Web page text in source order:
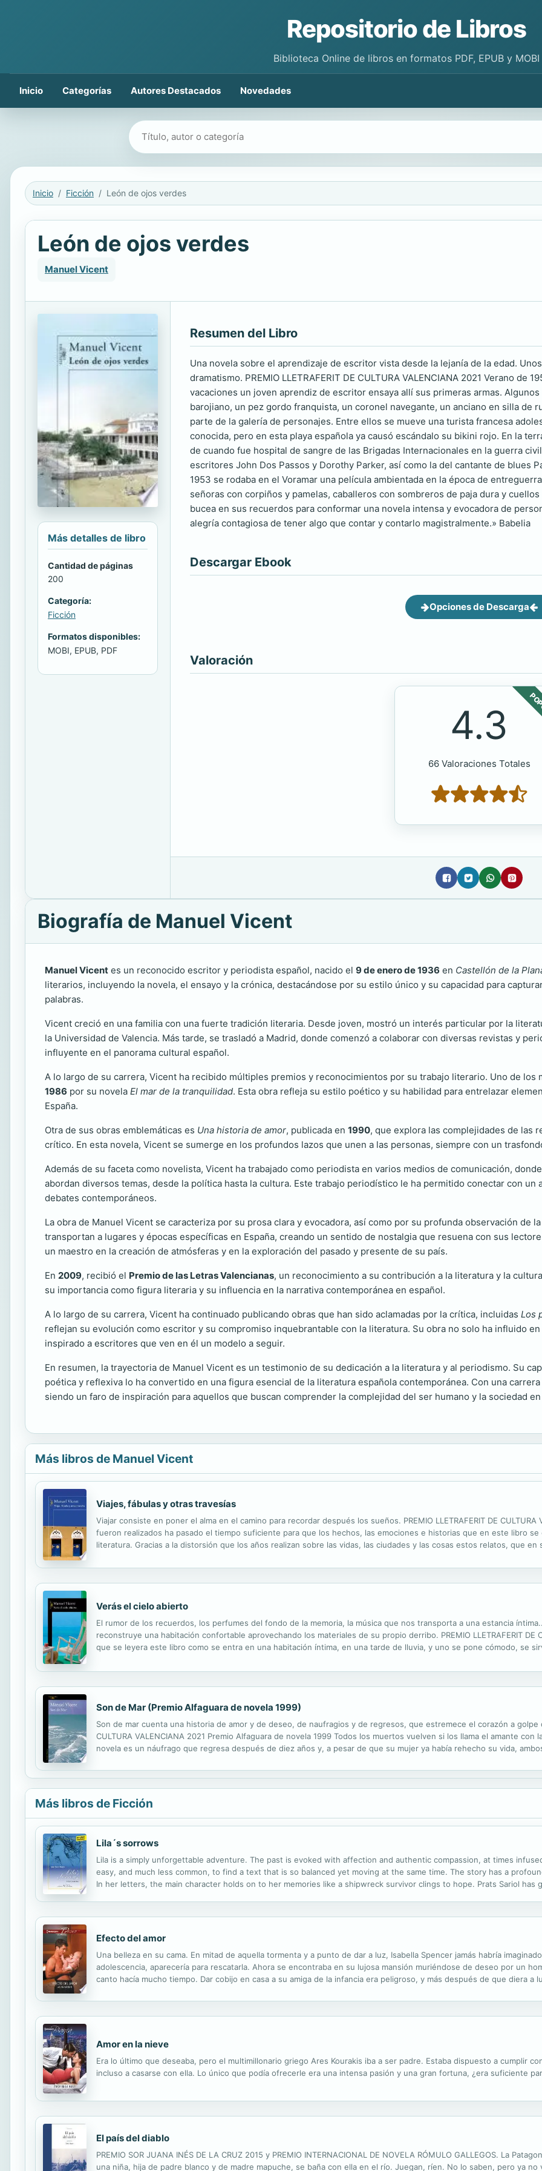
Repositorio de Libros
Biblioteca Online de libros en formatos PDF, EPUB y MOBI
Inicio Categorías Autores Destacados Novedades
Buscar libros
Inicio Ficción León de ojos verdes
León de ojos verdes
Manuel Vicent
Más detalles de libro
Cantidad de páginas
200
Categoría:
Ficción
Formatos disponibles:
MOBI, EPUB, PDF
Resumen del Libro
Una novela sobre el aprendizaje de escritor vista desde la lejanía de la edad.
dramatismo. PREMIO LLETRAFERIT DE CULTURA VALENCIANA 2021 Verano de
vacaciones un joven aprendiz de escritor ensaya allí sus primeras armas.
barojiano, un pez gordo franquista, un coronel navegante, un anciano en silla de
parte de la galería de personajes. Entre ellos se mueve una turista francesa
conocida, pero en esta playa española ya causó escándalo su bikini rojo. En la
de cuando fue hospital de sangre de las Brigadas Internacionales en la guerra
escritores John Dos Passos y Dorothy Parker, así como la del cantante de blues
1953 se rodaba en el Voramar una película ambientada en la época de
señoras con corpiños y pamelas, caballeros con sombreros de paja dura y
bucea en sus recuerdos para conformar una novela intensa y evocadora de
alegría contagiosa de tener algo que contar y contarlo magistralmente.» Babelia
Descargar Ebook
Opciones de Descarga
Valoración
4.3
66 Valoraciones Totales
Biografía de Manuel Vicent
Manuel Vicent es un reconocido escritor y periodista español, nacido el 9 de enero de 1936 en Castellón de la
literarios, incluyendo la novela, el ensayo y la crónica, destacándose por su estilo único y su capacidad para
palabras.
Vicent creció en una familia con una fuerte tradición literaria. Desde joven, mostró un interés particular por la
la Universidad de Valencia. Más tarde, se trasladó a Madrid, donde comenzó a colaborar con diversas revistas y
influyente en el panorama cultural español.
A lo largo de su carrera, Vicent ha recibido múltiples premios y reconocimientos por su trabajo literario. Uno de los
1986 por su novela El mar de la tranquilidad. Esta obra refleja su estilo poético y su habilidad para entrelazar
España.
Otra de sus obras emblemáticas es Una historia de amor, publicada en 1990, que explora las complejidades de las
crítico. En esta novela, Vicent se sumerge en los profundos lazos que unen a las personas, siempre con un
Además de su faceta como novelista, Vicent ha trabajado como periodista en varios medios de comunicación,
abordan diversos temas, desde la política hasta la cultura. Este trabajo periodístico le ha permitido conectar con
debates contemporáneos.
La obra de Manuel Vicent se caracteriza por su prosa clara y evocadora, así como por su profunda observación de
transportan a lugares y épocas específicas en España, creando un sentido de nostalgia que resuena con sus
un maestro en la creación de atmósferas y en la exploración del pasado y presente de su país.
En 2009, recibió el Premio de las Letras Valencianas, un reconocimiento a su contribución a la literatura y la
su importancia como figura literaria y su influencia en la narrativa contemporánea en español.
A lo largo de su carrera, Vicent ha continuado publicando obras que han sido aclamadas por la crítica, incluidas Los
reflejan su evolución como escritor y su compromiso inquebrantable con la literatura. Su obra no solo ha influido
inspirado a escritores que ven en él un modelo a seguir.
En resumen, la trayectoria de Manuel Vicent es un testimonio de su dedicación a la literatura y al periodismo. Su
poética y reflexiva lo ha convertido en una figura esencial de la literatura española contemporánea. Con una
siendo un faro de inspiración para aquellos que buscan comprender la complejidad del ser humano y la sociedad
Más libros de Manuel Vicent
Viajes, fábulas y otras travesías
Viajar consiste en poner el alma en el camino para recordar después los sueños. PREMIO LLETRAFERIT DE
fueron realizados ha pasado el tiempo suficiente para que los hechos, las emociones e historias que en este libro
literatura. Gracias a la distorsión que los años realizan sobre las vidas, las ciudades y las cosas estos relatos, que
Verás el cielo abierto
El rumor de los recuerdos, los perfumes del fondo de la memoria, la música que nos transporta a una estancia
reconstruye una habitación confortable aprovechando los materiales de su propio derribo. PREMIO LLETRAFERIT DE
que se leyera este libro como se entra en una habitación íntima, en una tarde de lluvia, y uno se pone cómodo, se
Son de Mar (Premio Alfaguara de novela 1999)
Son de mar cuenta una historia de amor y de deseo, de naufragios y de regresos, que estremece el corazón a golpe
CULTURA VALENCIANA 2021 Premio Alfaguara de novela 1999 Todos los muertos vuelven si los llama el amante
novela es un náufrago que regresa después de diez años y, a pesar de que su mujer ya había rehecho su vida,
Más libros de Ficción
Lila´s sorrows
Lila is a simply unforgettable adventure. The past is evoked with affection and authentic compassion, at times
easy, and much less common, to find a text that is so balanced yet moving at the same time. The story has a
In her letters, the main character holds on to her memories like a shipwreck survivor clings to hope. Prats Sariol has
Efecto del amor
Una belleza en su cama. En mitad de aquella tormenta y a punto de dar a luz, Isabella Spencer jamás habría
adolescencia, aparecería para rescatarla. Ahora se encontraba en su lujosa mansión muriéndose de deseo por un
canto hacía mucho tiempo. Dar cobijo en casa a su amiga de la infancia era peligroso, y más después de que diera a
Amor en la nieve
Era lo último que deseaba, pero el multimillonario griego Ares Kourakis iba a ser padre. Estaba dispuesto a cumplir
incluso a casarse con ella. Lo único que podía ofrecerle era una intensa pasión y una gran fortuna, ¿era suficiente
El país del diablo
PREMIO SOR JUANA INÉS DE LA CRUZ 2015 y PREMIO INTERNACIONAL DE NOVELA RÓMULO GALLEGOS. La
una niña, hija de padre blanco y de madre mapuche, se baña con ella en el río. Juegan, ríen. No lo saben, pero ya